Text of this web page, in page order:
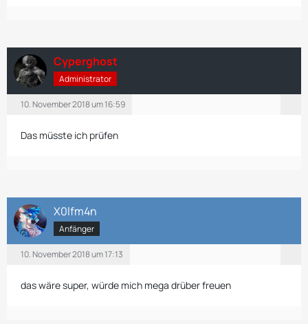
Cyperghost
Administrator
10. November 2018 um 16:59
Das müsste ich prüfen
X0lfm4n
Anfänger
10. November 2018 um 17:13
das wäre super, würde mich mega drüber freuen